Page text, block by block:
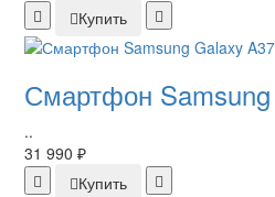
Купить
Смартфон
..
31 990 ₽
Купить